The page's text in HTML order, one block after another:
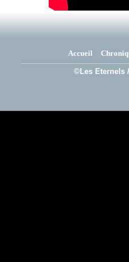
Accueil
©Les Eternels